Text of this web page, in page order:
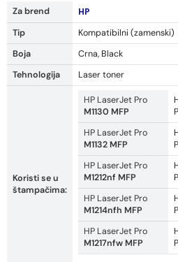
Za brend HP
Tip
Kompatibilni (zamenski)
Boja
Crna, Black
Tehnologija
Laser toner
Koristi se u
štampačima:
HP LaserJet Pro
M1130 MFP
HP LaserJet Pro
M1132 MFP
HP LaserJet Pro
M1212nf MFP
HP LaserJet Pro
M1214nfh MFP
HP LaserJet Pro
M1217nfw MFP